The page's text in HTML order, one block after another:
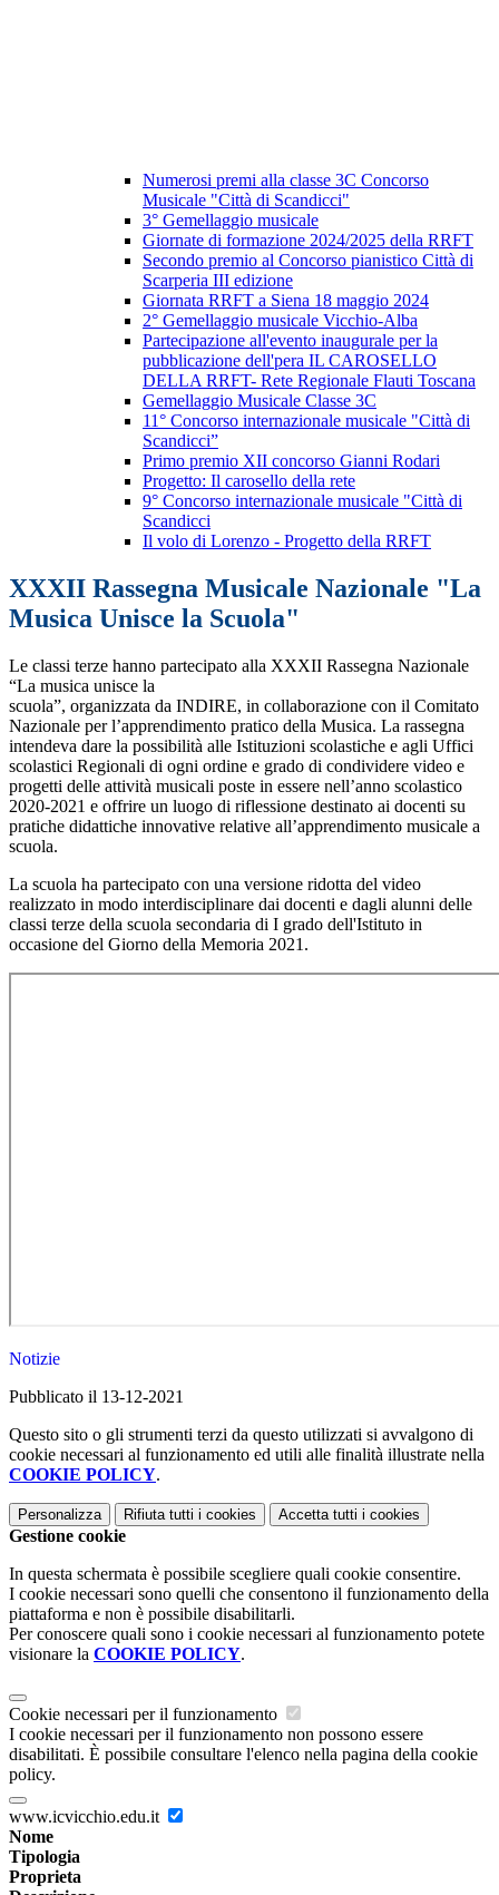
Numerosi premi alla classe 3C Concorso
Musicale "Città di Scandicci"
3° Gemellaggio musicale
Giornate di formazione 2024/2025 della RRFT
Secondo premio al Concorso pianistico Città di
Scarperia III edizione
Giornata RRFT a Siena 18 maggio 2024
2° Gemellaggio musicale Vicchio-Alba
Partecipazione all'evento inaugurale per la
pubblicazione dell'pera IL CAROSELLO
DELLA RRFT- Rete Regionale Flauti Toscana
Gemellaggio Musicale Classe 3C
11° Concorso internazionale musicale "Città di
Scandicci”
Primo premio XII concorso Gianni Rodari
Progetto: Il carosello della rete
9° Concorso internazionale musicale "Città di
Scandicci
Il volo di Lorenzo - Progetto della RRFT
XXXII Rassegna Musicale Nazionale "La
Musica Unisce la Scuola"
Le classi terze hanno partecipato alla XXXII Rassegna Nazionale
“La musica unisce la
scuola”, organizzata da INDIRE, in collaborazione con il Comitato
Nazionale per l’apprendimento pratico della Musica. La rassegna
intendeva dare la possibilità alle Istituzioni scolastiche e agli Uffici
scolastici Regionali di ogni ordine e grado di condividere video e
progetti delle attività musicali poste in essere nell’anno scolastico
2020-2021 e offrire un luogo di riflessione destinato ai docenti su
pratiche didattiche innovative relative all’apprendimento musicale a
scuola.
La scuola ha partecipato con una versione ridotta del video
realizzato in modo interdisciplinare dai docenti e dagli alunni delle
classi terze della scuola secondaria di I grado dell'Istituto in
occasione del Giorno della Memoria 2021.
Notizie
Pubblicato il 13-12-2021
Questo sito o gli strumenti terzi da questo utilizzati si avvalgono di
cookie necessari al funzionamento ed utili alle finalità illustrate nella
COOKIE POLICY.
Personalizza Rifiuta tutti i cookies Accetta tutti i cookies
Gestione cookie
In questa schermata è possibile scegliere quali cookie consentire.
I cookie necessari sono quelli che consentono il funzionamento della
piattaforma e non è possibile disabilitarli.
Per conoscere quali sono i cookie necessari al funzionamento potete
visionare la COOKIE POLICY.
Cookie necessari per il funzionamento
I cookie necessari per il funzionamento non possono essere
disabilitati. È possibile consultare l'elenco nella pagina della cookie
policy.
www.icvicchio.edu.it
Nome
Tipologia
Proprieta